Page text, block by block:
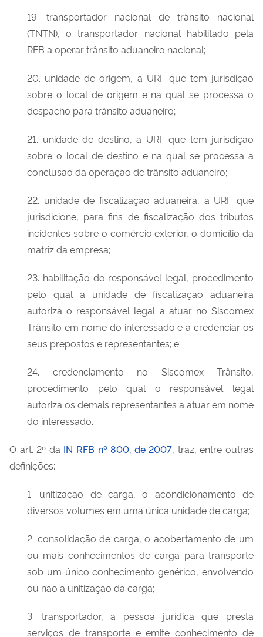
19. transportador nacional de trânsito nacional
(TNTN), o transportador nacional habilitado pela
RFB a operar trânsito aduaneiro nacional;
20. unidade de origem, a URF que tem jurisdição
sobre o local de origem e na qual se processa o
despacho para trânsito aduaneiro;
21. unidade de destino, a URF que tem jurisdição
sobre o local de destino e na qual se processa a
conclusão da operação de trânsito aduaneiro;
22. unidade de fiscalização aduaneira, a URF que
jurisdicione, para fins de fiscalização dos tributos
incidentes sobre o comércio exterior, o domicílio da
matriz da empresa;
23. habilitação do responsável legal, procedimento
pelo qual a unidade de fiscalização aduaneira
autoriza o responsável legal a atuar no Siscomex
Trânsito em nome do interessado e a credenciar os
seus prepostos e representantes; e
24. credenciamento no Siscomex Trânsito,
procedimento pelo qual o responsável legal
autoriza os demais representantes a atuar em nome
do interessado.
O art. 2º da IN RFB nº 800, de 2007, traz, entre outras
definições:
1. unitização de carga, o acondicionamento de
diversos volumes em uma única unidade de carga;
2. consolidação de carga, o acobertamento de um
ou mais conhecimentos de carga para transporte
sob um único conhecimento genérico, envolvendo
ou não a unitização da carga;
3. transportador, a pessoa jurídica que presta
serviços de transporte e emite conhecimento de